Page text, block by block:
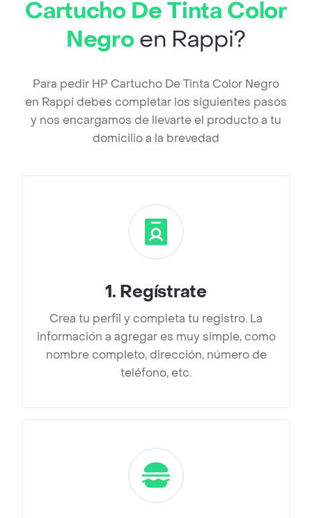
Cartucho De Tinta Color
Negroen Rappi?
Para pedir HP Cartucho De Tinta Color Negro
en Rappi debes completar los siguientes pasos
y nos encargamos de llevarte el producto a tu
domicilio a la brevedad
1. Regístrate
Crea tu perfil y completa tu registro. La
información a agregar es muy simple, como
nombre completo, dirección, número de
teléfono, etc.